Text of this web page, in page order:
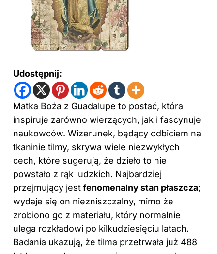
Udostępnij:
Matka Boża z Guadalupe to postać, która
inspiruje zarówno wierzących, jak i fascynuje
naukowców. Wizerunek, będący odbiciem na
tkaninie tilmy, skrywa wiele niezwykłych
cech, które sugerują, że dzieło to nie
powstało z rąk ludzkich. Najbardziej
przejmujący jestfenomenalny stan płaszcza;
wydaje się on niezniszczalny, mimo że
zrobiono go z materiału, który normalnie
ulega rozkładowi po kilkudziesięciu latach.
Badania ukazują, że tilma przetrwała już 488